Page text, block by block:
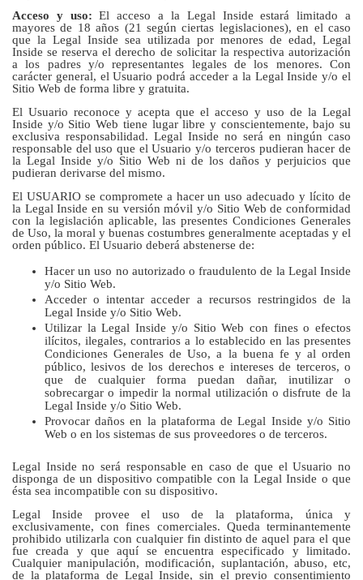
Acceso y uso:El acceso a la Legal Inside estará limitado a
mayores de 18 años (21 según ciertas legislaciones), en el caso
que la Legal Inside sea utilizada por menores de edad, Legal
Inside se reserva el derecho de solicitar la respectiva autorización
a los padres y/o representantes legales de los menores. Con
carácter general, el Usuario podrá acceder a la Legal Inside y/o el
Sitio Web de forma libre y gratuita.
El Usuario reconoce y acepta que el acceso y uso de la Legal
Inside y/o Sitio Web tiene lugar libre y conscientemente, bajo su
exclusiva responsabilidad. Legal Inside no será en ningún caso
responsable del uso que el Usuario y/o terceros pudieran hacer de
la Legal Inside y/o Sitio Web ni de los daños y perjuicios que
pudieran derivarse del mismo.
El USUARIO se compromete a hacer un uso adecuado y lícito de
la Legal Inside en su versión móvil y/o Sitio Web de conformidad
con la legislación aplicable, las presentes Condiciones Generales
de Uso, la moral y buenas costumbres generalmente aceptadas y el
orden público. El Usuario deberá abstenerse de:
Hacer un uso no autorizado o fraudulento de la Legal Inside
y/o Sitio Web.
Acceder o intentar acceder a recursos restringidos de la
Legal Inside y/o Sitio Web.
Utilizar la Legal Inside y/o Sitio Web con fines o efectos
ilícitos, ilegales, contrarios a lo establecido en las presentes
Condiciones Generales de Uso, a la buena fe y al orden
público, lesivos de los derechos e intereses de terceros, o
que de cualquier forma puedan dañar, inutilizar o
sobrecargar o impedir la normal utilización o disfrute de la
Legal Inside y/o Sitio Web.
Provocar daños en la plataforma de Legal Inside y/o Sitio
Web o en los sistemas de sus proveedores o de terceros.
Legal Inside no será responsable en caso de que el Usuario no
disponga de un dispositivo compatible con la Legal Inside o que
ésta sea incompatible con su dispositivo.
Legal Inside provee el uso de la plataforma, única y
exclusivamente, con fines comerciales. Queda terminantemente
prohibido utilizarla con cualquier fin distinto de aquel para el que
fue creada y que aquí se encuentra especificado y limitado.
Cualquier manipulación, modificación, suplantación, abuso, etc,
de la plataforma de Legal Inside, sin el previo consentimiento